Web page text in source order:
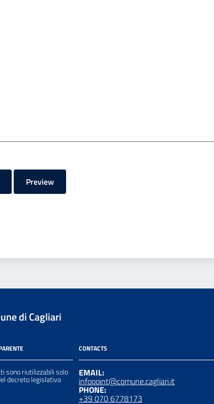
Preview
di Cagliari
sono riutilizzabili solo
decreto legislativo
CONTACTS
EMAIL:
infopoint@comune.cagliari.it
PHONE:
+39 070 6778173